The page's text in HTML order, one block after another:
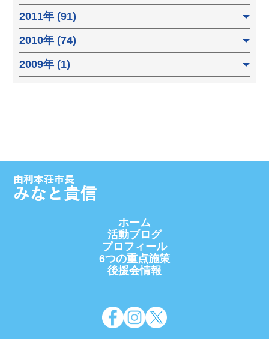
2011年 (91)
2010年 (74)
2009年 (1)
ホーム
活動ブログ
プロフィール
6つの重点施策
後援会情報